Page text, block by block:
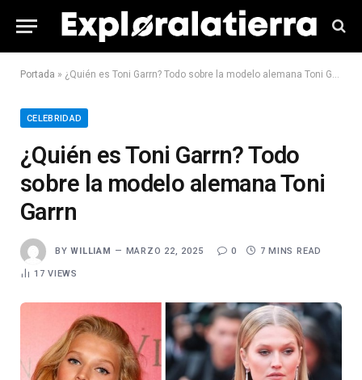
Portada » ¿Quién es Toni Garrn? Todo sobre la modelo alemana Toni Garrn
CELEBRIDAD
¿Quién es Toni Garrn? Todo
sobre la modelo alemana Toni
Garrn
BY WILLIAM MARZO 22, 2025 0 7 MINS READ
17VIEWS